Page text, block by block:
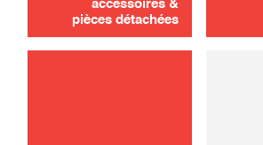
accessoires &
pièces détachées